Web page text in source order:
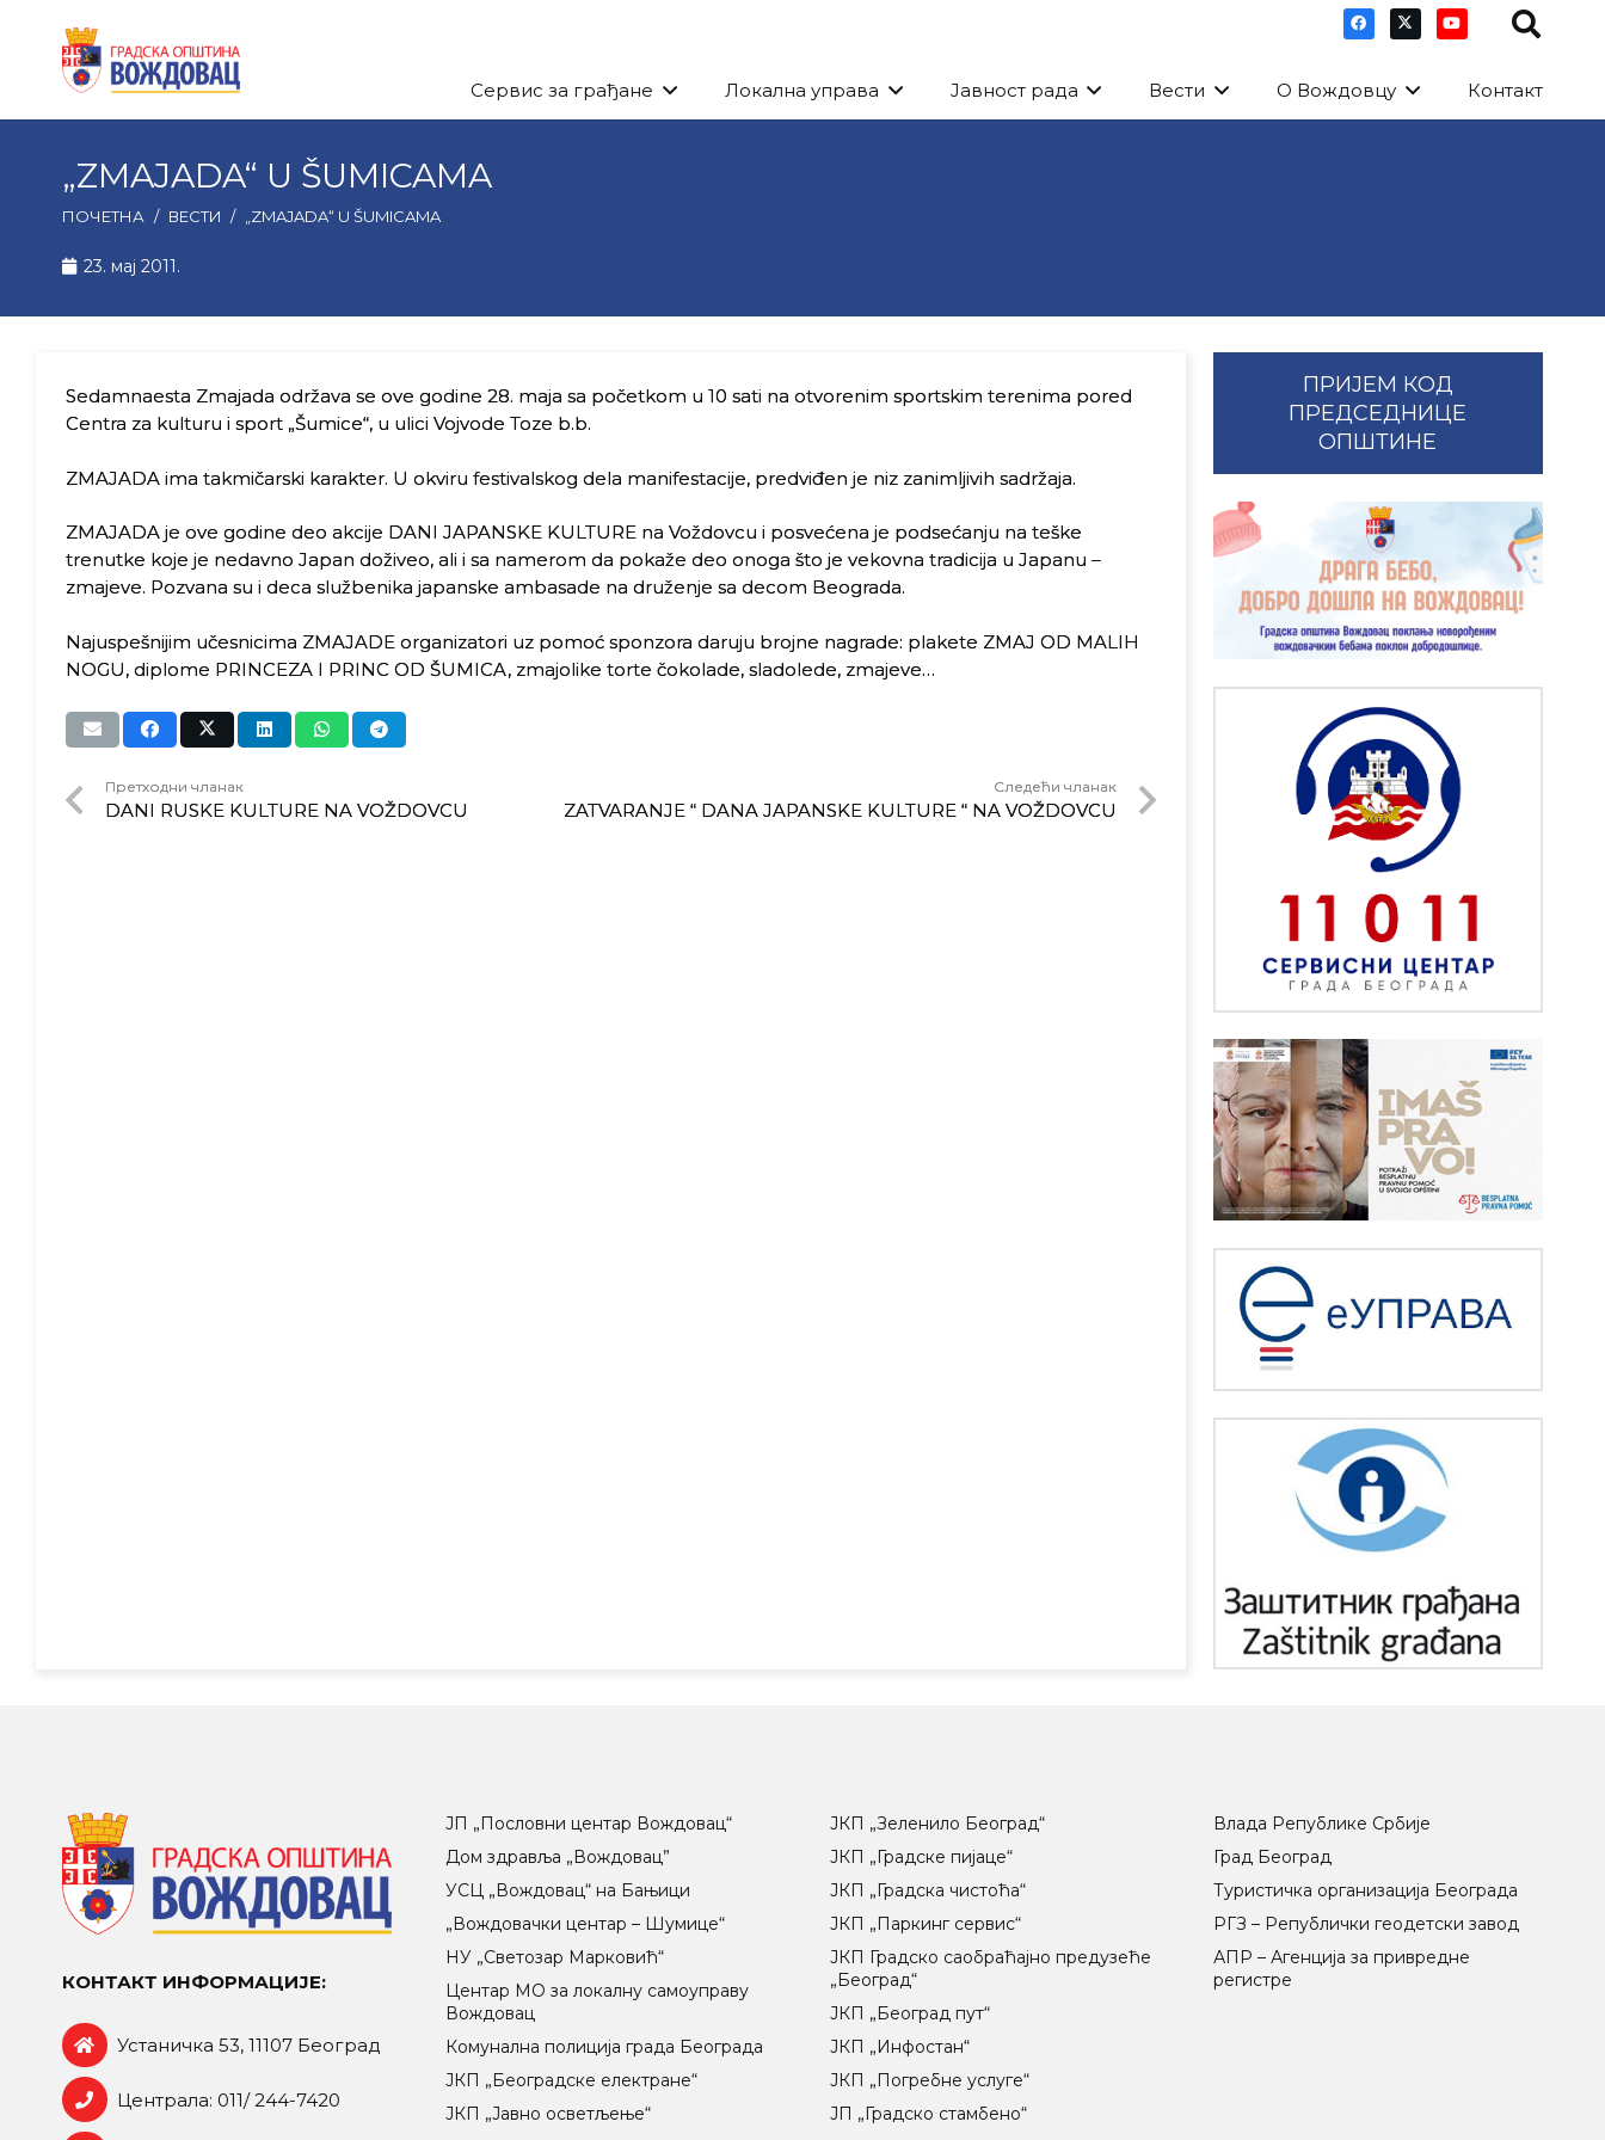
Сервис за грађане Локална управа Јавност рада Вести О Вождовцу Контакт
„ZMAJADA“ U ŠUMICAMA
ПОЧЕТНА / ВЕСТИ / „ZMAJADA“ U ŠUMICAMA
23. мај 2011.
Sedamnaesta Zmajada održava se ove godine 28. maja sa početkom u 10 sati na otvorenim sportskim terenima pored
Centra za kulturu i sport „Šumice“, u ulici Vojvode Toze b.b.
ZMAJADA ima takmičarski karakter. U okviru festivalskog dela manifestacije, predviđen je niz zanimljivih sadržaja.
ZMAJADA je ove godine deo akcije DANI JAPANSKE KULTURE na Voždovcu i posvećena je podsećanju na teške
trenutke koje je nedavno Japan doživeo, ali i sa namerom da pokaže deo onoga što je vekovna tradicija u Japanu –
zmajeve. Pozvana su i deca službenika japanske ambasade na druženje sa decom Beograda.
Najuspešnijim učesnicima ZMAJADE organizatori uz pomoć sponzora daruju brojne nagrade: plakete ZMAJ OD MALIH
NOGU, diplome PRINCEZA I PRINC OD ŠUMICA, zmajolike torte čokolade, sladolede, zmajeve…
Претходни чланак
DANI RUSKE KULTURE NA VOŽDOVCU
Следећи чланак
ZATVARANJE “ DANA JAPANSKE KULTURE “ NA VOŽDOVCU
ПРИЈЕМ КОД
ПРЕДСЕДНИЦЕ
ОПШТИНЕ
КОНТАКТ ИНФОРМАЦИЈЕ:
Устаничка 53, 11107 Београд
Централа: 011/ 244-7420
ЈП „Пословни центар Вождовац“
Дом здравља „Вождовац”
УСЦ „Вождовац“ на Бањици
„Вождовачки центар – Шумице“
НУ „Светозар Марковић“
Центар МO за локалну самоуправу
Вождовац
Комунална полиција града Београда
ЈКП „Београдске електране“
ЈКП „Јавно осветљење“
ЈКП „Зеленило Београд“
ЈКП „Градске пијаце“
ЈКП „Градска чистоћа“
ЈКП „Паркинг сервис“
ЈКП Градско саобраћајно предузеће
„Београд“
ЈКП „Београд пут“
ЈКП „Инфостан“
ЈКП „Погребне услуге“
ЈП „Градско стамбено“
Влада Републике Србије
Град Београд
Туристичка организација Београда
РГЗ – Републички геодетски завод
АПР – Агенција за привредне
регистре